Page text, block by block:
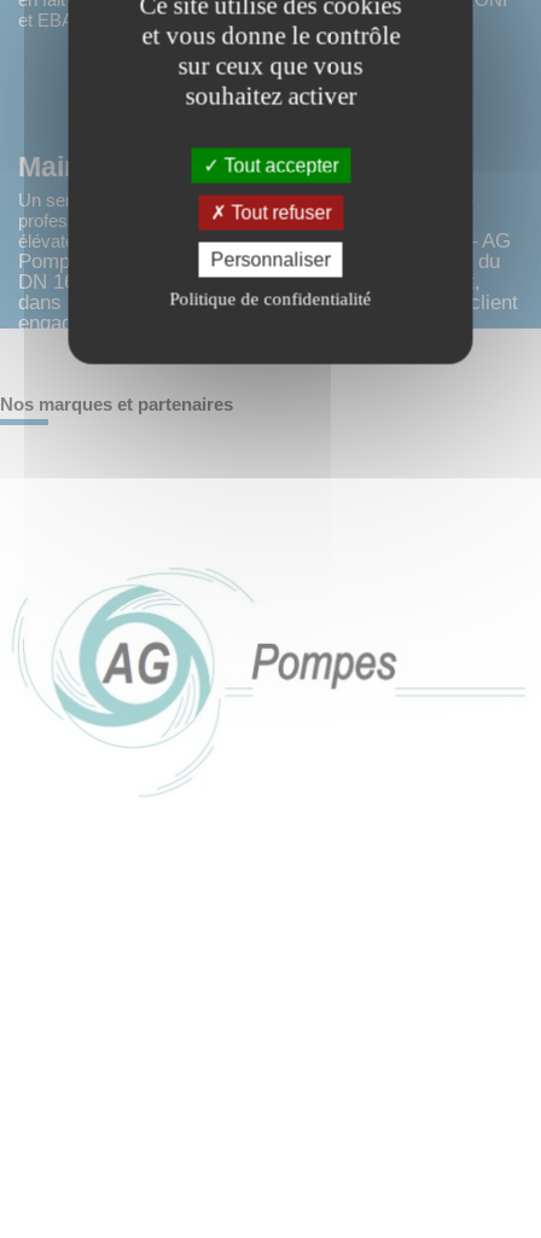
et EBARA
Maintenance et SAV
Un service réactif aux exploitants de stations de pompage
professionnels utilisant principalement des pompes ou
élévateurs à hélices, en eau douce ou de mer.
J2L STP – AG
Pompes® dispose d’un parc de pompes verticales du
DN 160 au DN 350, de moteurs électriques de prêt,
dans le but d’aider lorsque c’est possible, chaque client
engagé à nos côtés
Nos marques et partenaires
et vous donne le contrôle
sur ceux que vous
souhaitez activer
Tout accepter
Tout refuser
Personnaliser
Politique de confidentialité